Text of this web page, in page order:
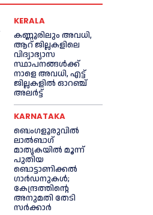
KERALA
കണ്ണൂരിലും അവധി,
ആറ് ജില്ലകളിലെ
വിദ്യാഭ്യാസ
സ്ഥാപനങ്ങൾക്ക്
നാളെ അവധി, എട്ട്
ജില്ലകളിൽ ഓറഞ്ച്
അലർട്ട്
KARNATAKA
ബെംഗളൂരുവിൽ
ലാൽബാഗ്
മാതൃകയിൽ മൂന്ന്
പുതിയ
ബൊട്ടാണിക്കൽ
ഗാർഡനുകൾ;
കേന്ദ്രത്തിന്റെ
അനുമതി തേടി
സർക്കാർ